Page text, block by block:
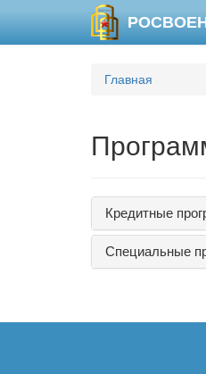
Главная
Кредитные
Специальные